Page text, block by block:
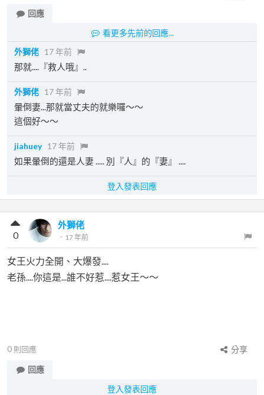
回應
看更多先前的回應...
外獅佬 17 年前
那就....『救人哦』..
外獅佬 17 年前
暈倒妻...那就當丈夫的就樂囉～～
這個好～～
jiahuey 17 年前
如果暈倒的還是人妻 ..... 別『人』的『妻』 ....
登入發表回應
外獅佬
． 17 年前
0
女王火力全開、大爆發....
老孫....你這是...誰不好惹....惹女王～～
0 則回應
分享
回應
登入發表回應